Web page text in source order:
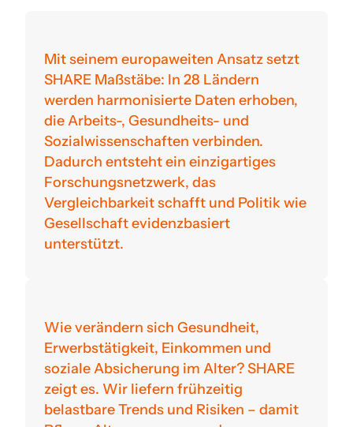
Mit seinem europaweiten Ansatz setzt
SHARE Maßstäbe: In 28 Ländern
werden harmonisierte Daten erhoben,
die Arbeits-, Gesundheits- und
Sozialwissenschaften verbinden.
Dadurch entsteht ein einzigartiges
Forschungsnetzwerk, das
Vergleichbarkeit schafft und Politik wie
Gesellschaft evidenzbasiert
unterstützt.
Wie verändern sich Gesundheit,
Erwerbstätigkeit, Einkommen und
soziale Absicherung im Alter? SHARE
zeigt es. Wir liefern frühzeitig
belastbare Trends und Risiken – damit